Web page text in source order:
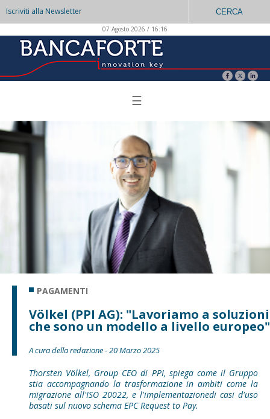
Iscriviti alla Newsletter CERCA
07 Agosto 2026 / 16:16
☰
PAGAMENTI
Völkel (PPI AG): "Lavoriamo a soluzioni
che sono un modello a livello europeo"
A cura della redazione - 20 Marzo 2025
Thorsten Völkel, Group CEO di PPI, spiega come il Gruppo
stia accompagnando la trasformazione in ambiti come la
migrazione all'ISO 20022, e l'implementazionedi casi d'uso
basati sul nuovo schema EPC Request to Pay.